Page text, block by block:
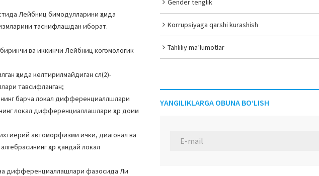
Лейбниц бимодулларини ҳамда
таснифлашдан иборат.
ва иккинчи Лейбниц когомологик
ҳамда келтирилмайдиган сл(2)-
тавсифланган;
барча локал дифференциаллшлари
локал дифференциаллашлари ҳар доим
автоморфизми ички, диагонал ва
ҳар қандай локал
дифференциаллашлари фазосида Ли
Gender tenglik
Korrupsiyaga qarshi kurashish
Tahliliy ma’lumotlar
YANGILIKLARGA OBUNA BO‘LISH